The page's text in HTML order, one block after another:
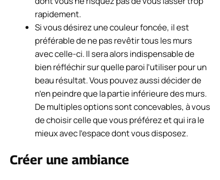
rapidement.
Si vous désirez une couleur foncée, il est
préférable de ne pas revêtir tous les murs
avec celle-ci. Il sera alors indispensable de
bien réfléchir sur quelle paroi l’utiliser pour un
beau résultat. Vous pouvez aussi décider de
n’en peindre que la partie inférieure des murs.
De multiples options sont concevables, à vous
de choisir celle que vous préférez et qui ira le
mieux avec l’espace dont vous disposez.
Créer une ambiance